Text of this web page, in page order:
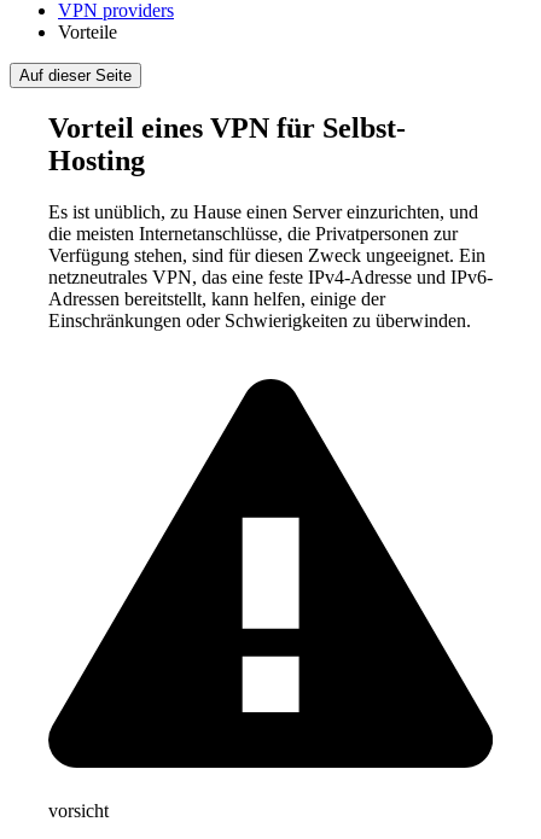
VPN providers
Vorteile
Auf dieser Seite
Vorteil eines VPN für Selbst-
Hosting
Es ist unüblich, zu Hause einen Server einzurichten, und
die meisten Internetanschlüsse, die Privatpersonen zur
Verfügung stehen, sind für diesen Zweck ungeeignet. Ein
netzneutrales VPN, das eine feste IPv4-Adresse und IPv6-
Adressen bereitstellt, kann helfen, einige der
Einschränkungen oder Schwierigkeiten zu überwinden.
vorsicht